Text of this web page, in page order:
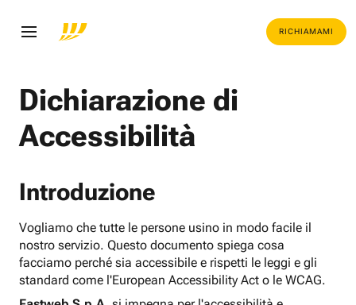
RICHIAMAMI
Dichiarazione di
Accessibilità
Introduzione
Vogliamo che tutte le persone usino in modo facile il
nostro servizio. Questo documento spiega cosa
facciamo perché sia accessibile e rispetti le leggi e gli
standard come l'European Accessibility Act o le WCAG.